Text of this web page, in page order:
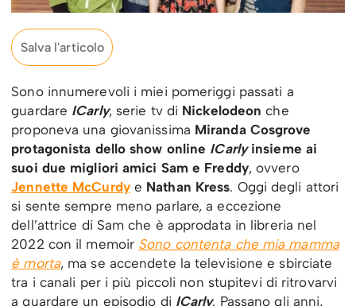
Salva l'articolo
Sono innumerevoli i miei pomeriggi passati a
guardare ICarly, serie tv di Nickelodeon che
proponeva una giovanissima Miranda Cosgrove
protagonista dello show online ICarlyinsieme ai
suoi due migliori amici Sam e Freddy, ovvero
Jennette McCurdye Nathan Kress. Oggi degli attori
si sente sempre meno parlare, a eccezione
dell’attrice di Sam che è approdata in libreria nel
2022 con il memoir Sono contenta che mia mamma
è morta, ma se accendete la televisione e sbirciate
tra i canali per i più piccoli non stupitevi di ritrovarvi
a guardare un episodio di ICarly. Passano gli anni,